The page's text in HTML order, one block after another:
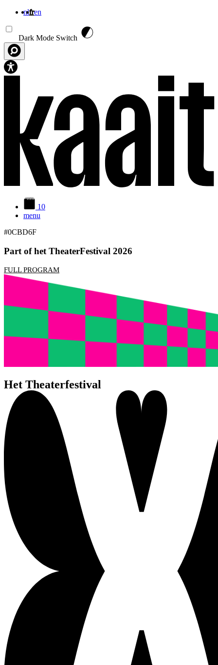
nlfren
Dark Mode Switch
10
menu
#0CBD6F
Part of het TheaterFestival 2026
FULL PROGRAM
Het Theaterfestival